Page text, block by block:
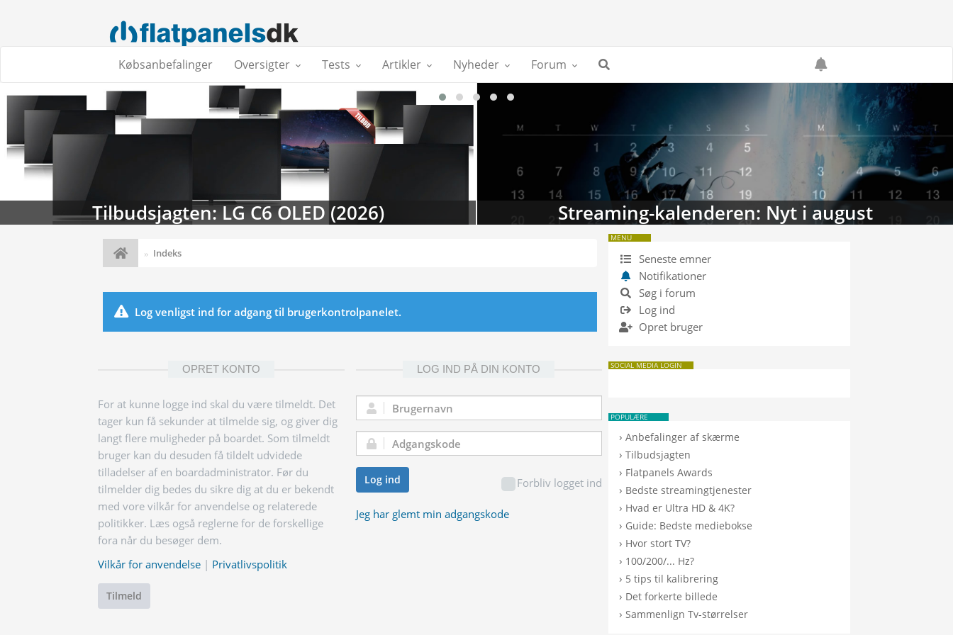
Købsanbefalinger Oversigter Tests Artikler Nyheder Forum
Tilbudsjagten: LG C6 OLED (2026) Streaming-kalenderen: Nyt i august
Indeks
Log venligst ind for adgang til brugerkontrolpanelet.
OPRET KONTO
For at kunne logge ind skal du være tilmeldt. Det
tager kun få sekunder at tilmelde sig, og giver dig
langt flere muligheder på boardet. Som tilmeldt
bruger kan du desuden få tildelt udvidede
tilladelser af en boardadministrator. Før du
tilmelder dig bedes du sikre dig at du er bekendt
med vore vilkår for anvendelse og relaterede
politikker. Læs også reglerne for de forskellige
fora når du besøger dem.
Vilkår for anvendelse | Privatlivspolitik
Tilmeld
LOG IND PÅ DIN KONTO
Brugernavn:
Adgangskode:
Forbliv logget ind
Log ind
Jeg har glemt min adgangskode
MENU
Seneste emner
Notifikationer
Søg i forum
Log ind
Opret bruger
SOCIAL MEDIA LOGIN
POPULÆRE
›Anbefalinger af skærme
›Tilbudsjagten
› Flatpanels Awards
› Bedste streamingtjenester
› Hvad er Ultra HD & 4K?
› Guide: Bedste mediebokse
› Hvor stort TV?
› 100/200/... Hz?
› 5 tips til kalibrering
› Det forkerte billede
›Sammenlign Tv-størrelser